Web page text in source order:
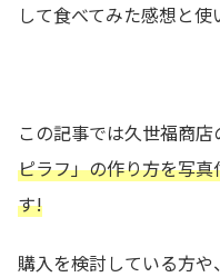
して食べてみた感想と使
この記事では久世福商店
ピラフ」の作り方を写
す!
購入を検討している方